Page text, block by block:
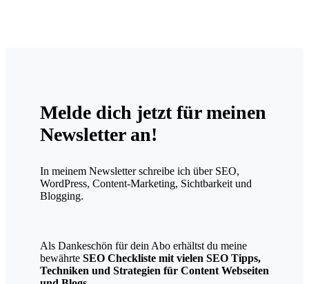
Melde dich jetzt für meinen
Newsletter an!
In meinem Newsletter schreibe ich über SEO,
WordPress, Content-Marketing, Sichtbarkeit und
Blogging.
Als Dankeschön für dein Abo erhältst du meine
bewährte SEO Checkliste mit vielen SEO Tipps,
Techniken und Strategien für Content Webseiten